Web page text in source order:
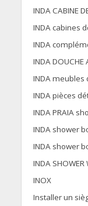
INDA CABINE
INDA cabines
INDA
INDA DOUCHE
INDA meubles
INDA pièces
INDA PRAIA
INDA shower
INDA shower
INDA SHOWER
INOX
Installer un